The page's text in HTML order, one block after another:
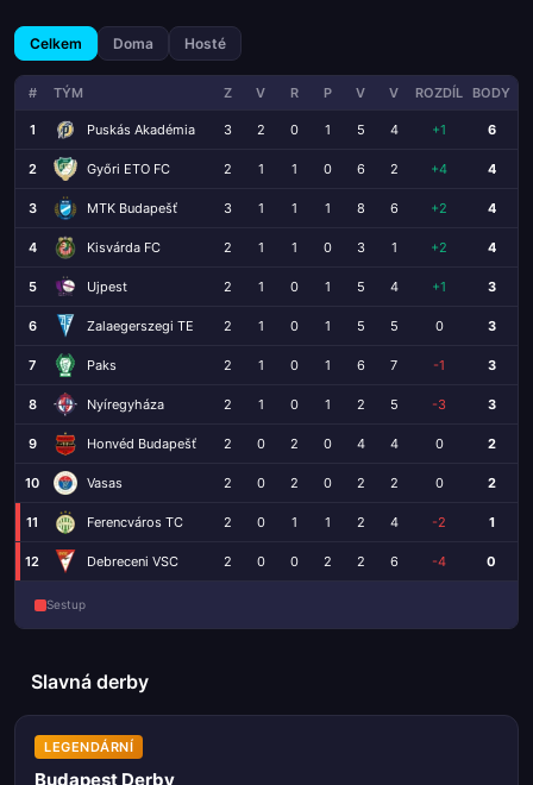
Celkem Doma Hosté
# TÝM Z V R P V V ROZDÍL BODY
1 Puskás Akadémia 3 2 0 1 5 4 +1 6
2 Győri ETO FC 2 1 1 0 6 2 +4 4
3 MTK Budapešť 3 1 1 1 8 6 +2 4
4 Kisvárda FC 2 1 1 0 3 1 +2 4
5 Ujpest 2 1 0 1 5 4 +1 3
6 Zalaegerszegi TE 2 1 0 1 5 5 0 3
7 Paks 2 1 0 1 6 7 -1 3
8 Nyíregyháza 2 1 0 1 2 5 -3 3
9 Honvéd Budapešť 2 0 2 0 4 4 0 2
10 Vasas 2 0 2 0 2 2 0 2
11 Ferencváros TC 2 0 1 1 2 4 -2 1
12 Debreceni VSC 2 0 0 2 2 6 -4 0
Sestup
Slavná derby
LEGENDÁRNÍ
Budapest Derby